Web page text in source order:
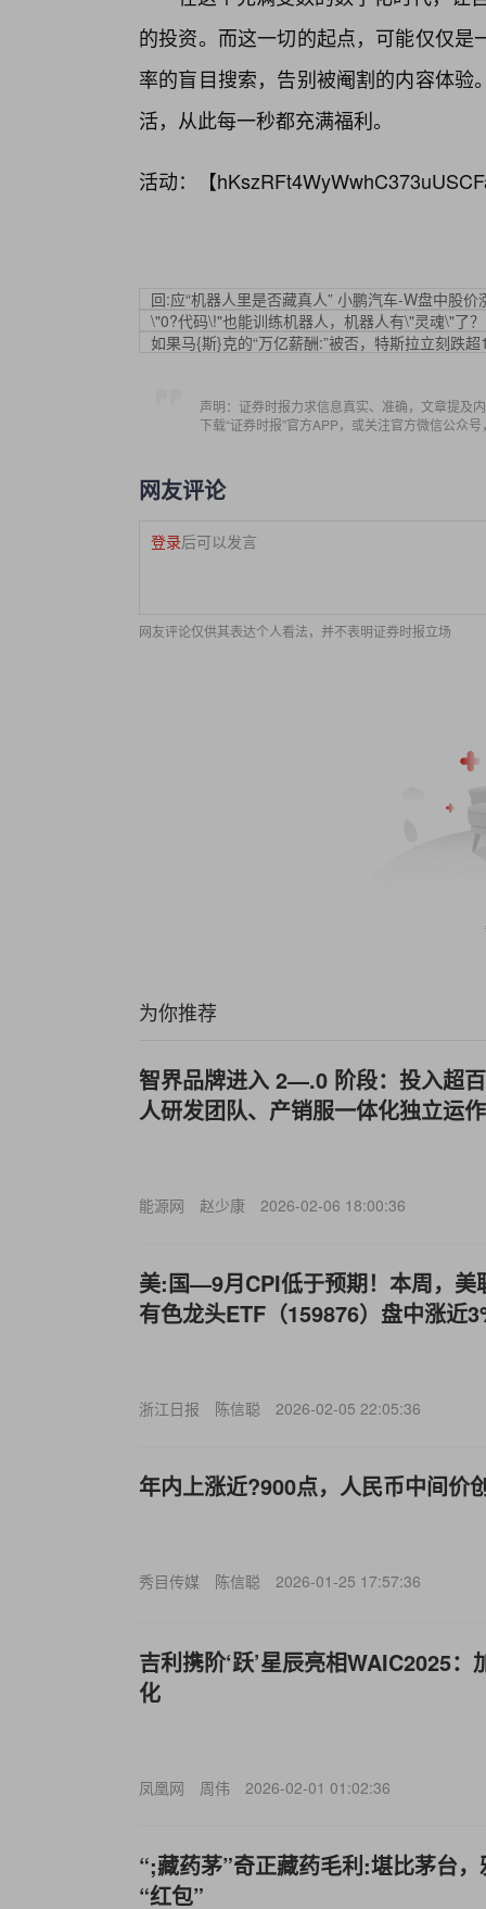
的投资。而这一切的起点，可能仅仅
率的盲目搜索，告别被阉割的内容体
活，从此每一秒都充满福利。
活动：【
回:应“机器人里是否藏真人” 小鹏汽车-W盘中股价
\"0?代码\!"也能训练机器人，机器人有\"灵魂\"了？
如果马{斯}克的“万亿薪酬:”被否，特斯拉立刻跌超
声明：证券时报力求信息真实、准确，文章提及
下载“证券时报”官方APP，或关注官方微信公众
网友评论
登录后可以发言
网友评论仅供其表达个人看法，并不表明证券时报立场
为你推荐
智界品牌进入 2—.0 阶段：投入超
人研发团队、产销服一体化独立运作
能源网 赵少康 2026-02-06 18:00:36
美:国—9月CPI低于预期！本周，美
有色龙头ETF（159876）盘中涨近
浙江日报 陈信聪 2026-02-05 22:05:36
年内上涨近?900点，人民币中间价
秀目传媒 陈信聪 2026-01-25 17:57:36
吉利携阶‘跃’星辰亮相WAIC2025
化
凤凰网 周伟 2026-02-01 01:02:36
“;藏药茅”奇正藏药毛利:堪比茅台
“红包”